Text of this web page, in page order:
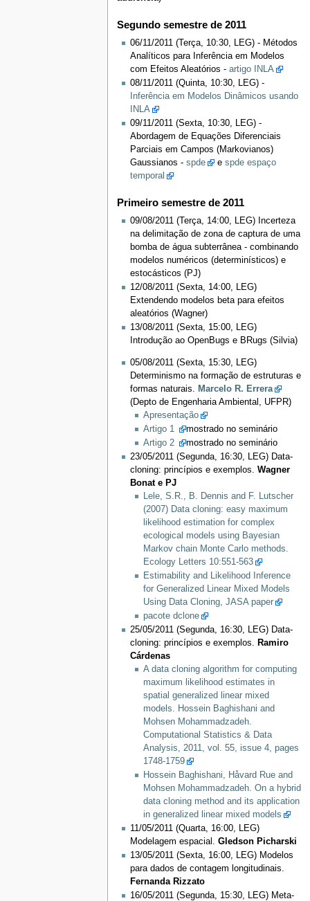
Segundo semestre de 2011
06/11/2011 (Terça, 10:30, LEG) - Métodos
Analíticos para Inferência em Modelos
com Efeitos Aleatórios - artigo INLA
08/11/2011 (Quinta, 10:30, LEG) -
Inferência em Modelos Dinâmicos usando
INLA
09/11/2011 (Sexta, 10:30, LEG) -
Abordagem de Equações Diferenciais
Parciais em Campos (Markovianos)
Gaussianos - spde e spde espaço
temporal
Primeiro semestre de 2011
09/08/2011 (Terça, 14:00, LEG) Incerteza
na delimitação de zona de captura de uma
bomba de água subterrânea - combinando
modelos numéricos (determinísticos) e
estocásticos (PJ)
12/08/2011 (Sexta, 14:00, LEG)
Extendendo modelos beta para efeitos
aleatórios (Wagner)
13/08/2011 (Sexta, 15:00, LEG)
Introdução ao OpenBugs e BRugs (Silvia)
05/08/2011 (Sexta, 15:30, LEG)
Determinismo na formação de estruturas e
formas naturais.
Marcelo R. Errera
(Depto de Engenharia Ambiental, UFPR)
Apresentação
Artigo 1
mostrado no seminário
Artigo 2
mostrado no seminário
23/05/2011 (Segunda, 16:30, LEG) Data-
cloning: princípios e exemplos. Wagner
Bonat e PJ
Lele, S.R., B. Dennis and F. Lutscher
(2007) Data cloning: easy maximum
likelihood estimation for complex
ecological models using Bayesian
Markov chain Monte Carlo methods.
Ecology Letters 10:551-563
Estimability and Likelihood Inference
for Generalized Linear Mixed Models
Using Data Cloning, JASA paper
pacote dclone
25/05/2011 (Segunda, 16:30, LEG) Data-
cloning: princípios e exemplos.
Ramiro
Cárdenas
A data cloning algorithm for computing
maximum likelihood estimates in
spatial generalized linear mixed
models. Hossein Baghishani and
Mohsen Mohammadzadeh.
Computational Statistics & Data
Analysis, 2011, vol. 55, issue 4, pages
1748-1759
Hossein Baghishani, Håvard Rue and
Mohsen Mohammadzadeh. On a hybrid
data cloning method and its application
in generalized linear mixed models
11/05/2011 (Quarta, 16:00, LEG)
Modelagem espacial. Gledson Picharski
13/05/2011 (Sexta, 16:00, LEG) Modelos
para dados de contagem longitudinais.
Fernanda Rizzato
16/05/2011 (Segunda, 15:30, LEG) Meta-